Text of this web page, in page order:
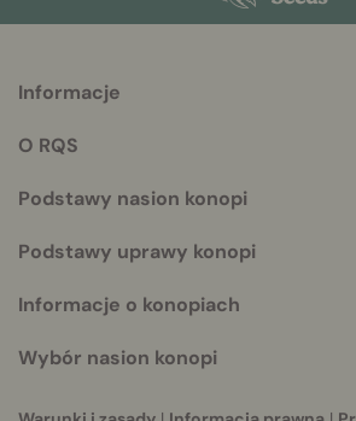
info
Informacje
O RQS
Podstawy nasion konopi
Podstawy uprawy konopi
Informacje o konopiach
Wybór nasion konopi